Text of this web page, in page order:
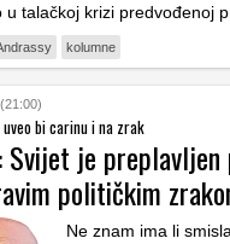
u talačkoj krizi predvođenoj
kolumne
uveo bi carinu i na zrak
Svijet je
političkim
Ne znam ima li